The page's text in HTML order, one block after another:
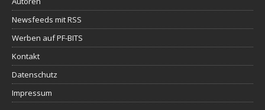
Newsfeeds mit RSS
Werben auf PF-BITS
Kontakt
Datenschutz
Impressum